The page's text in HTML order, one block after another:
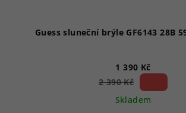
1 390 Kč
2 390 Kč
Skladem